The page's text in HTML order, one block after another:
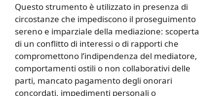
Questo strumento è utilizzato in presenza di
circostanze che impediscono il proseguimento
sereno e imparziale della mediazione: scoperta
di un conflitto di interessi o di rapporti che
compromettono l’indipendenza del mediatore,
comportamenti ostili o non collaborativi delle
parti, mancato pagamento degli onorari
concordati, impedimenti personali o